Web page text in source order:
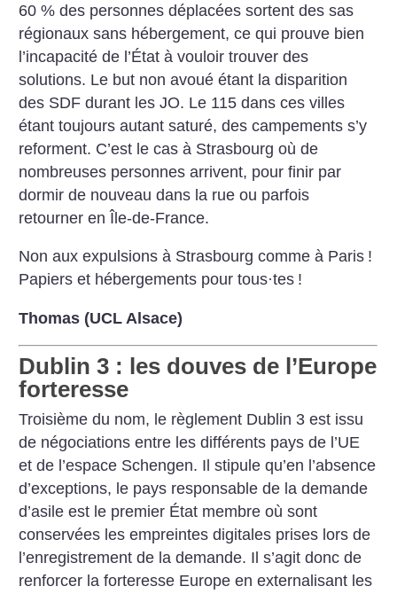
60 % des personnes déplacées sortent des sas
régionaux sans hébergement, ce qui prouve bien
l’incapacité de l’État à vouloir trouver des
solutions. Le but non avoué étant la disparition
des SDF durant les JO. Le 115 dans ces villes
étant toujours autant saturé, des campements s’y
reforment. C’est le cas à Strasbourg où de
nombreuses personnes arrivent, pour finir par
dormir de nouveau dans la rue ou parfois
retourner en Île-de-France.
Non aux expulsions à Strasbourg comme à Paris !
Papiers et hébergements pour tous·tes !
Thomas (UCL Alsace)
Dublin 3 : les douves de l’Europe
forteresse
Troisième du nom, le règlement Dublin 3 est issu
de négociations entre les différents pays de l’UE
et de l’espace Schengen. Il stipule qu’en l’absence
d’exceptions, le pays responsable de la demande
d’asile est le premier État membre où sont
conservées les empreintes digitales prises lors de
l’enregistrement de la demande. Il s’agit donc de
renforcer la forteresse Europe en externalisant les